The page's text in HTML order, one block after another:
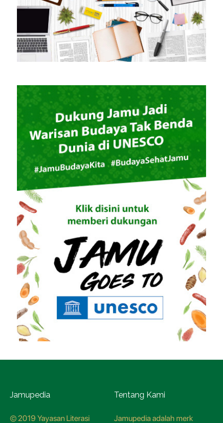
Jamupedia
© 2019 Yayasan Literasi
Tentang Kami
Jamupedia adalah merk